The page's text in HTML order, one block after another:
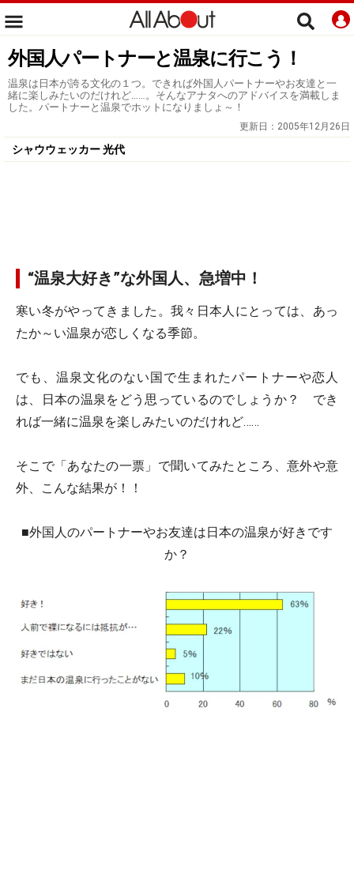
外国人パートナーと温泉に行こう！
温泉は日本が誇る文化の１つ。できれば外国人パートナーやお友達と一
緒に楽しみたいのだけれど……。そんなアナタへのアドバイスを満載しま
した。パートナーと温泉でホットになりましょ～！
更新日： 2005年12月26日
シャウウェッカー 光代
“温泉大好き”な外国人、急増中！
寒い冬がやってきました。我々日本人にとっては、あっ
たか～い温泉が恋しくなる季節。
でも、温泉文化のない国で生まれたパートナーや恋人
は、日本の温泉をどう思っているのでしょうか？ でき
れば一緒に温泉を楽しみたいのだけれど……
そこで「あなたの一票」で聞いてみたところ、意外や意
外、こんな結果が！！
■外国人のパートナーやお友達は日本の温泉が好きです
か？